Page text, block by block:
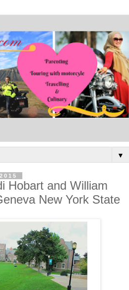
▼
Hobart and William
New York State